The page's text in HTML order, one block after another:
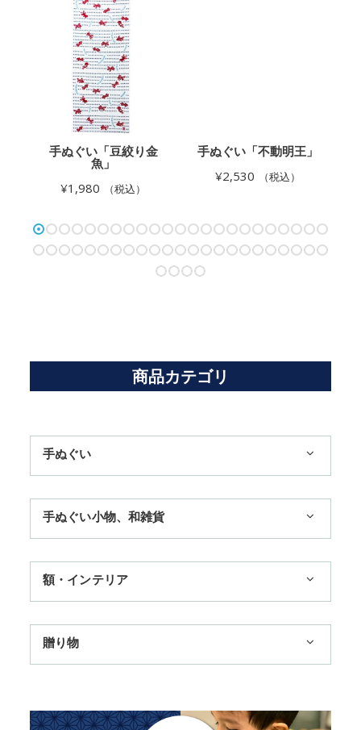
手ぬぐい「豆絞り金
魚」
¥1,980 （税込）
手ぬぐい「不動明王」
¥2,530 （税込）
商品カテゴリ
手ぬぐい
3,300円まで
11,000円まで
季節のおすすめ
手ぬぐい小物、和雑貨
扇子
トートバッグ
額・インテリア
TokyoTokyo選定商品
タペストリー・掛軸・パネル額
贈り物